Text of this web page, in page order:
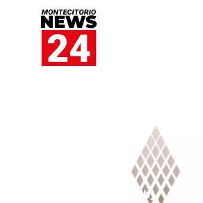
[rank_math_breadcrumb]